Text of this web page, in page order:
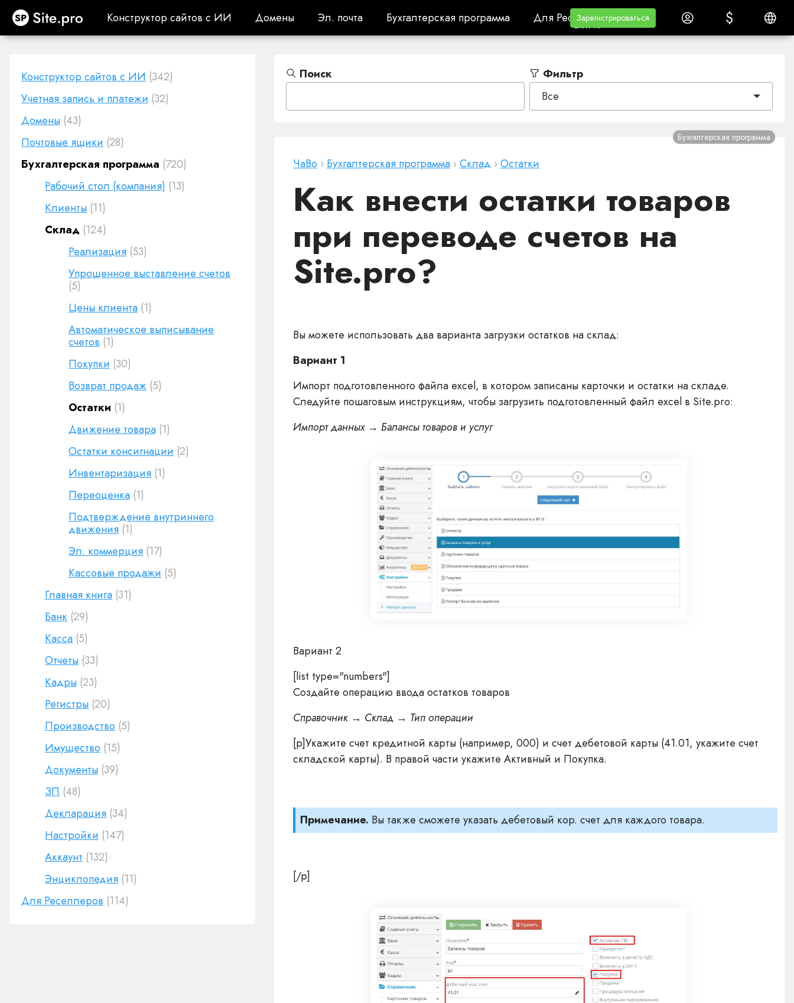
Site.pro Конструктор сайтов с ИИ
Конструктор сайтов с ИИ Домены
Домены Эл. почта
Эл. почта Бухгалтерская программа
Бухгалтерская программа Для РеселлеровВайт лейбл
Для Реселлеров
ВАЙТ ЛЕЙБЛ
Обучение
Обучение
Зарегистрироваться
Зарегистрироваться Войти $
$
Конструктор сайтов с ИИ (342)
Учетная запись и платежи (32)
Домены (43)
Почтовые ящики (28)
Бухгалтерская программа (720)
Рабочий стол (компания) (13)
Клиенты (11)
Cклад (124)
Реализация (53)
Упрощенное выставление счетов
(5)
Цены клиента (1)
Автоматическое выписывание
счетов (1)
Покупки (30)
Возврат продаж (5)
Остатки (1)
Движение товара (1)
Остатки консигнации (2)
Инвентаризация (1)
Переоценка (1)
Подтверждение внутриннего
движения (1)
Эл. коммерция (17)
Кассовые продажи (5)
Главная книга (31)
Банк (29)
Касса (5)
Отчеты (33)
Кадры (23)
Регистры (20)
Производство (5)
Имущество (15)
Документы (39)
ЗП (48)
Декларация (34)
Настройки (147)
Аккаунт (132)
Энциклопедия (11)
Для Реселлеров (114)
Поиск
Фильтр
Все
ЧаВо › Бухгалтерская программа ›Cклад ›Остатки
Бухгалтерская программа
Как внести остатки товаров
при переводе счетов на
Site.pro?
Вы можете использовать два варианта загрузки остатков на склад:
Вариант 1
Импорт подготовленного файла excel, в котором записаны карточки и остатки на складе.
Следуйте пошаговым инструкциям, чтобы загрузить подготовленный файл excel в Site.pro:
Импорт данных → Балансы товаров и услуг
Вариант 2
[list type="numbers"]
Создайте операцию ввода остатков товаров
Справочник → Склад → Тип операции
[p]Укажите счет кредитной карты (например, 000) и счет дебетовой карты (41.01, укажите счет
складской карты). В правой части укажите Активный и Покупка.
Примечание. Вы также сможете указать дебетовый кор. счет для каждого товара.
[/p]